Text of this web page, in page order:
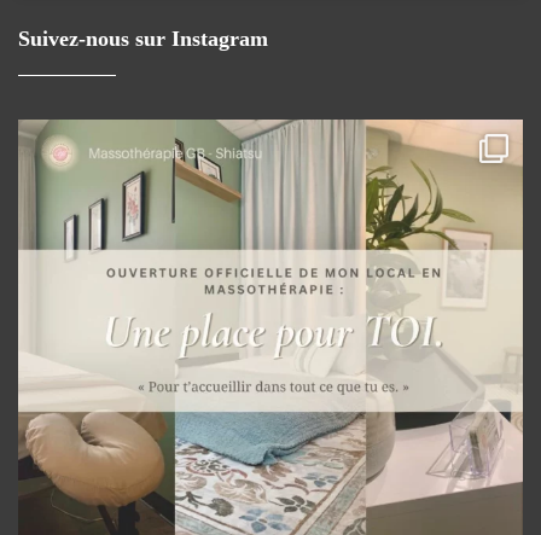
Suivez-nous sur Instagram